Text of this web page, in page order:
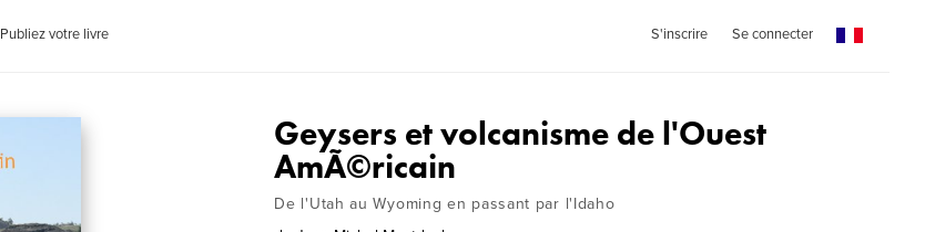
Publiez votre livre S'inscrire Se connecter
Geysers et volcanisme de l'Ouest
AmÃ©ricain
De l'Utah au Wyoming en passant par l'Idaho